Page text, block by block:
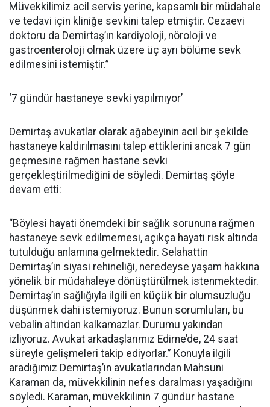
Müvekkilimiz acil servis yerine, kapsamlı bir müdahale
ve tedavi için kliniğe sevkini talep etmiştir. Cezaevi
doktoru da Demirtaş’ın kardiyoloji, nöroloji ve
gastroenteroloji olmak üzere üç ayrı bölüme sevk
edilmesini istemiştir.”
‘7 gündür hastaneye sevki yapılmıyor’
Demirtaş avukatlar olarak ağabeyinin acil bir şekilde
hastaneye kaldırılmasını talep ettiklerini ancak 7 gün
geçmesine rağmen hastane sevki
gerçekleştirilmediğini de söyledi. Demirtaş şöyle
devam etti:
“Böylesi hayati önemdeki bir sağlık sorununa rağmen
hastaneye sevk edilmemesi, açıkça hayati risk altında
tutulduğu anlamına gelmektedir. Selahattin
Demirtaş’ın siyasi rehineliği, neredeyse yaşam hakkına
yönelik bir müdahaleye dönüştürülmek istenmektedir.
Demirtaş’ın sağlığıyla ilgili en küçük bir olumsuzluğu
düşünmek dahi istemiyoruz. Bunun sorumluları, bu
vebalin altından kalkamazlar. Durumu yakından
izliyoruz. Avukat arkadaşlarımız Edirne’de, 24 saat
süreyle gelişmeleri takip ediyorlar.” Konuyla ilgili
aradığımız Demirtaş’ın avukatlarından Mahsuni
Karaman da, müvekkilinin nefes daralması yaşadığını
söyledi. Karaman, müvekkilinin 7 gündür hastane